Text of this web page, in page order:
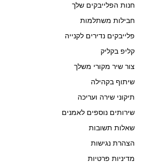
חנות הפלייבקים שלך
חבילות משתלמות
פלייבקים נדירים לקנייה
קליפ בקליק
צור שיר מקורי משלך
שיתוף בקהילה
תיקוני שירה ועריכה
שירותים נוספים לאמנים
שאלות תשובות
הצהרת נגישות
מדיניות פרטיות